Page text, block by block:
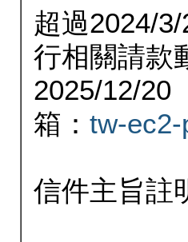
超過2024/
行相關請款
2025/12/20
箱： tw-
信件主旨註